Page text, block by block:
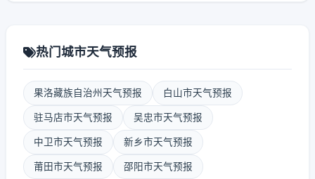
热门城市天气预报
果洛藏族自治州天气预报 白山市天气预报
驻马店市天气预报 吴忠市天气预报
中卫市天气预报 新乡市天气预报
莆田市天气预报 邵阳市天气预报